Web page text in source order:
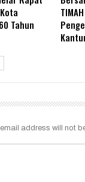
Tahun
address will not